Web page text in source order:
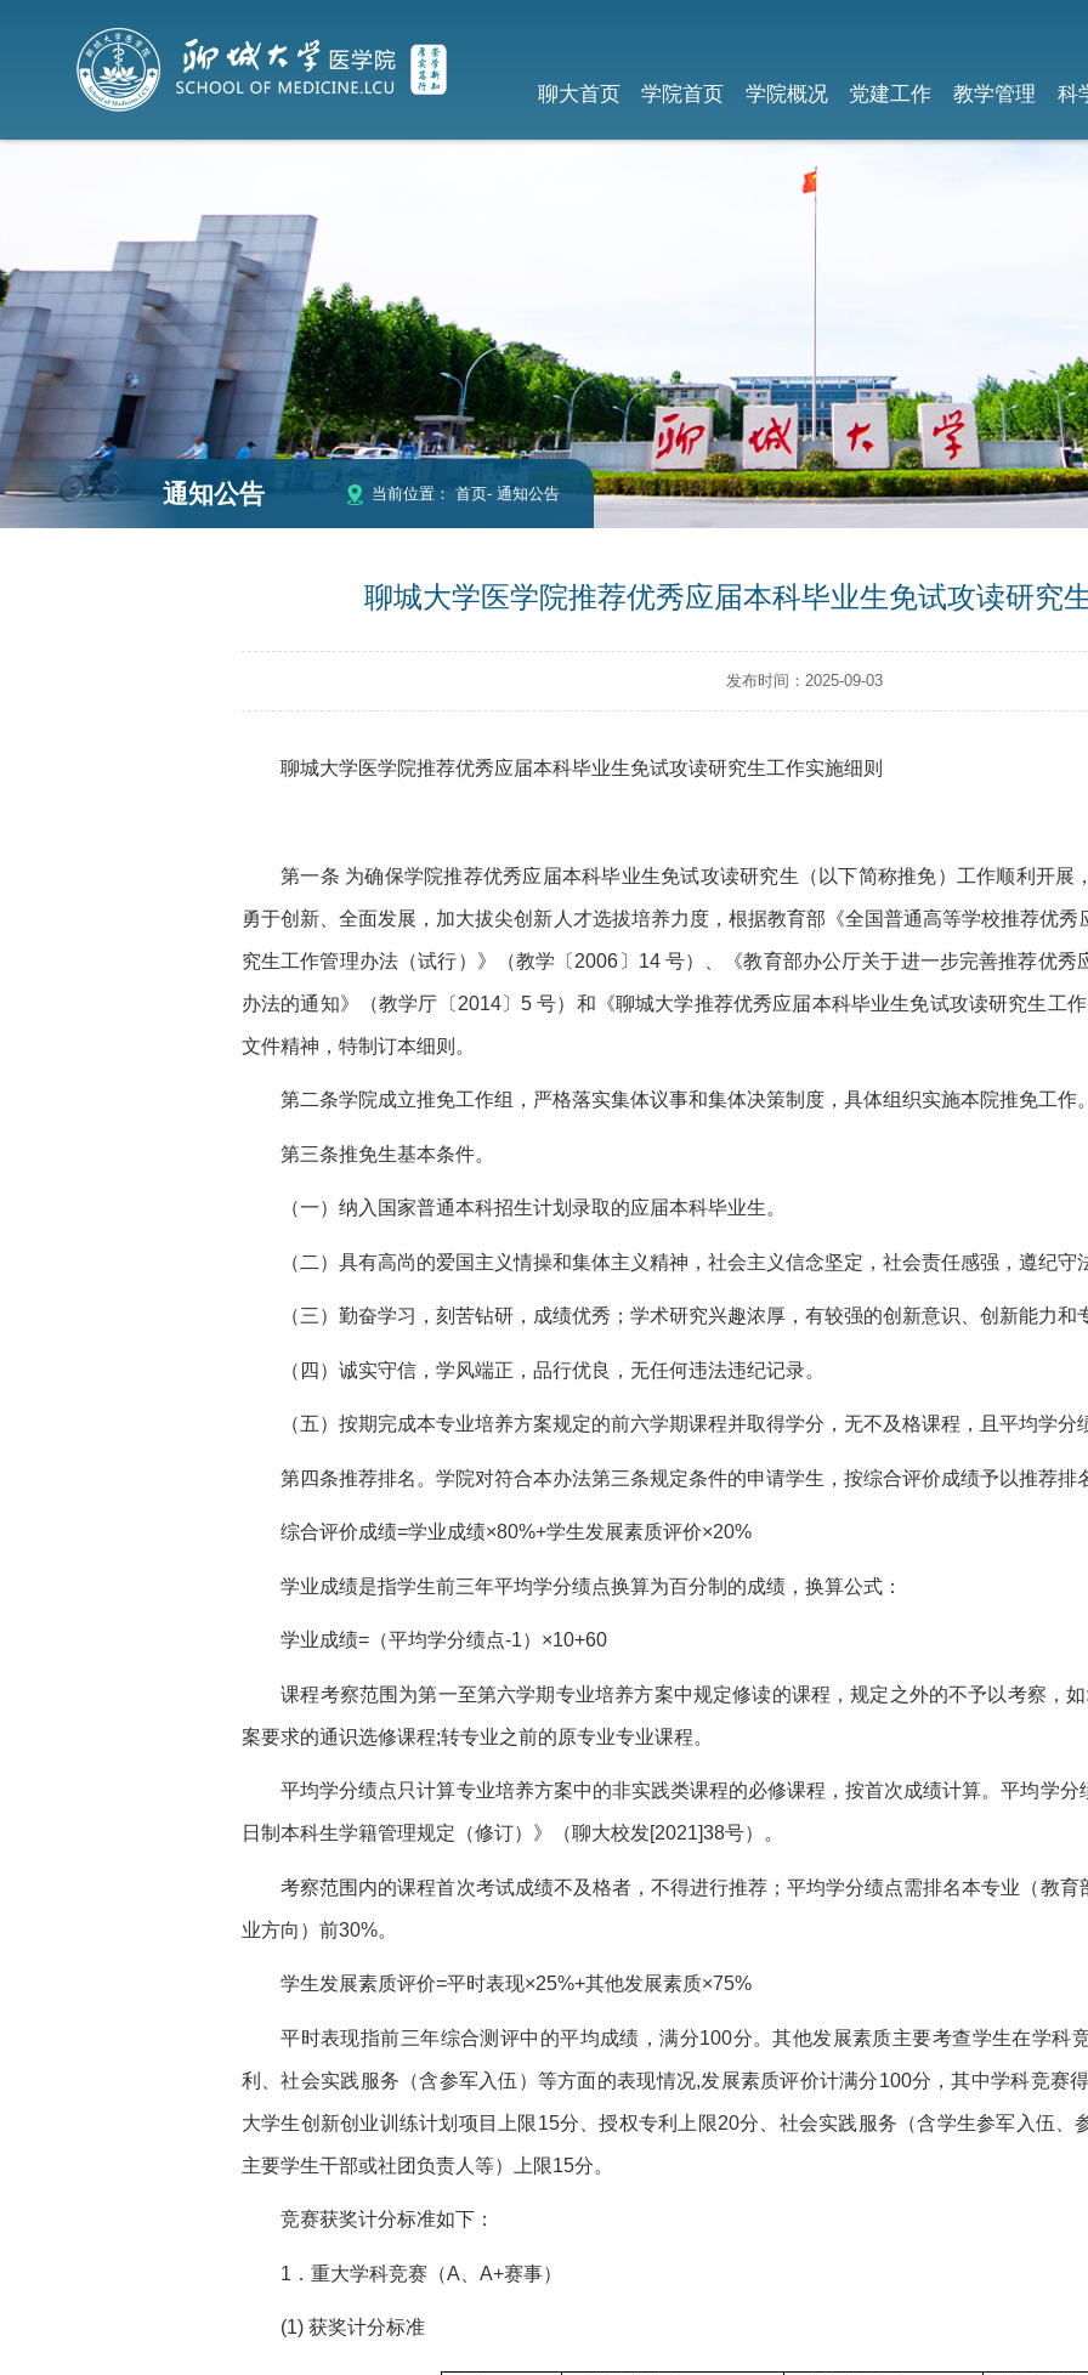
聊大首页 学院首页 学院概况 党建工作 教学管理 科
通知公告 当前位置： 首页- 通知公告
聊城大学医学院推荐优秀应届本科毕业生免试攻读研究
发布时间：2025-09-03
聊城大学医学院推荐优秀应届本科毕业生免试攻读研究生工作实施细则
第一条 为确保学院推荐优秀应届本科毕业生免试攻读研究生（以下简称推免）工作顺利开展
勇于创新、全面发展，加大拔尖创新人才选拔培养力度，根据教育部《全国普通高等学校推荐优
究生工作管理办法（试行）》（教学〔2006〕14 号）、《教育部办公厅关于进一步完善推荐优
办法的通知》（教学厅〔2014〕5 号）和《聊城大学推荐优秀应届本科毕业生免试攻读研究生工
文件精神，特制订本细则。
第二条学院成立推免工作组，严格落实集体议事和集体决策制度，具体组织实施本院推免工作
第三条推免生基本条件。
（一）纳入国家普通本科招生计划录取的应届本科毕业生。
（二）具有高尚的爱国主义情操和集体主义精神，社会主义信念坚定，社会责任感强，遵纪
（三）勤奋学习，刻苦钻研，成绩优秀；学术研究兴趣浓厚，有较强的创新意识、创新能力和
（四）诚实守信，学风端正，品行优良，无任何违法违纪记录。
（五）按期完成本专业培养方案规定的前六学期课程并取得学分，无不及格课程，且平均学
第四条推荐排名。学院对符合本办法第三条规定条件的申请学生，按综合评价成绩予以推荐排
综合评价成绩=学业成绩×80%+学生发展素质评价×20%
学业成绩是指学生前三年平均学分绩点换算为百分制的成绩，换算公式：
学业成绩=（平均学分绩点-1）×10+60
课程考察范围为第一至第六学期专业培养方案中规定修读的课程，规定之外的不予以考察，
案要求的通识选修课程;转专业之前的原专业专业课程。
平均学分绩点只计算专业培养方案中的非实践类课程的必修课程，按首次成绩计算。平均学
日制本科生学籍管理规定（修订）》（聊大校发[2021]38号）。
考察范围内的课程首次考试成绩不及格者，不得进行推荐；平均学分绩点需排名本专业（教
业方向）前30%。
学生发展素质评价=平时表现×25%+其他发展素质×75%
平时表现指前三年综合测评中的平均成绩，满分100分。其他发展素质主要考查学生在学科
利、社会实践服务（含参军入伍）等方面的表现情况,发展素质评价计满分100分，其中学科竞赛
大学生创新创业训练计划项目上限15分、授权专利上限20分、社会实践服务（含学生参军入伍、
主要学生干部或社团负责人等）上限15分。
竞赛获奖计分标准如下：
1．重大学科竞赛（A、A+赛事）
(1) 获奖计分标准